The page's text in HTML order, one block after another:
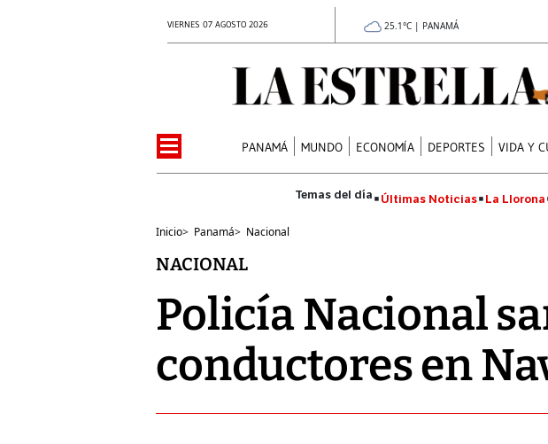
VIERNES 07 AGOSTO 2026 25.1°C | PANAMÁ
PANAMÁ MUNDO ECONOMÍA DEPORTES VIDA Y
Últimas Noticias La Llorona
Inicio> Panamá> Nacional
NACIONAL
Policía Nacional
conductores en